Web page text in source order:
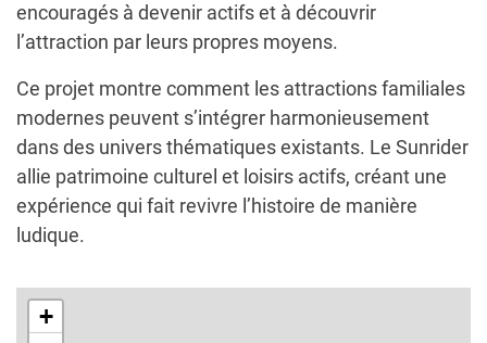
encouragés à devenir actifs et à découvrir
l’attraction par leurs propres moyens.
Ce projet montre comment les attractions familiales
modernes peuvent s’intégrer harmonieusement
dans des univers thématiques existants. Le Sunrider
allie patrimoine culturel et loisirs actifs, créant une
expérience qui fait revivre l’histoire de manière
ludique.
+